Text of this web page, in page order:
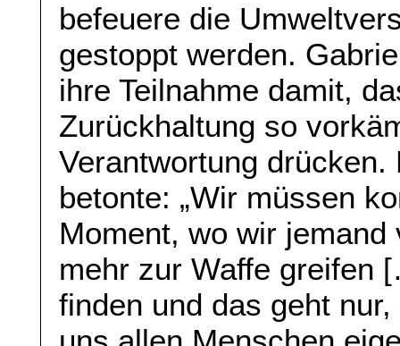
befeuere die
gestoppt werden.
ihre Teilnahme damit,
Zurückhaltung so
Verantwortung
betonte: „Wir müssen
Moment, wo wir
mehr zur Waffe greifen
finden und das geht